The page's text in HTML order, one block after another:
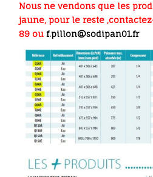
Nous ne vendons que les
jaune, pour le reste
89 ou f.pillon@sodipan01.fr